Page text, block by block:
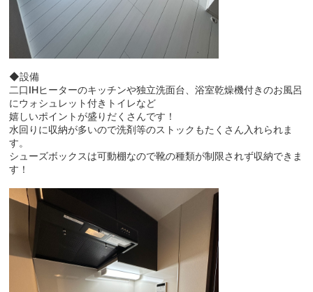
◆設備
二口IHヒーターのキッチンや独立洗面台、浴室乾燥機付きのお風呂
にウォシュレット付きトイレなど
嬉しいポイントが盛りだくさんです！
水回りに収納が多いので洗剤等のストックもたくさん入れられま
す。
シューズボックスは可動棚なので靴の種類が制限されず収納できま
す！